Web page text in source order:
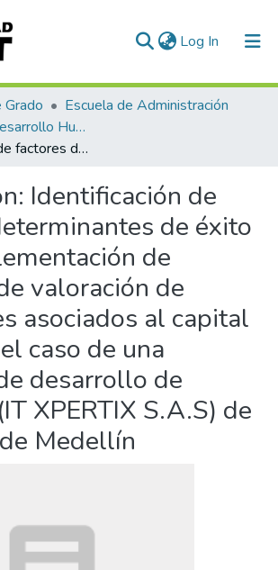
Log In (current)
Grado
Escuela de Administración
Maestría en Desarrollo Humano Organizacional (tesis)
Identificación de factores determinantes de éxito en la implementación de modelos de valoración de intangibles asociados al capital humano : el caso de una empresa de desarrollo de software (IT XPERTIX S.A.S) de la ciudad de Medellín
Identificación de
de éxito
de
valoración de
asociados al capital
caso de una
desarrollo de
XPERTIX S.A.S) de
Medellín